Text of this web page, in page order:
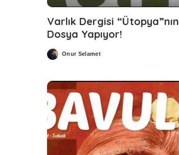
Varlık Dergisi “Ütopya”nın
Dosya Yapıyor!
Posted
by
Onur Selamet